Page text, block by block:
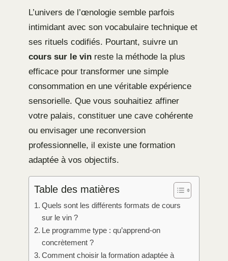
L’univers de l’œnologie semble parfois
intimidant avec son vocabulaire technique et
ses rituels codifiés. Pourtant, suivre un
cours sur le vin reste la méthode la plus
efficace pour transformer une simple
consommation en une véritable expérience
sensorielle. Que vous souhaitiez affiner
votre palais, constituer une cave cohérente
ou envisager une reconversion
professionnelle, il existe une formation
adaptée à vos objectifs.
Table des matières
Quels sont les différents formats de cours
sur le vin ?
Le programme type : qu’apprend-on
concrètement ?
Comment choisir la formation adaptée à